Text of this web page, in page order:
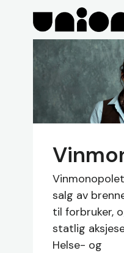
content
salg av
til forbruker,
statlig
Helse- og